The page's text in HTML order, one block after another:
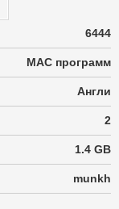
6444
MAC программ
Англи
2
1.4 GB
munkh